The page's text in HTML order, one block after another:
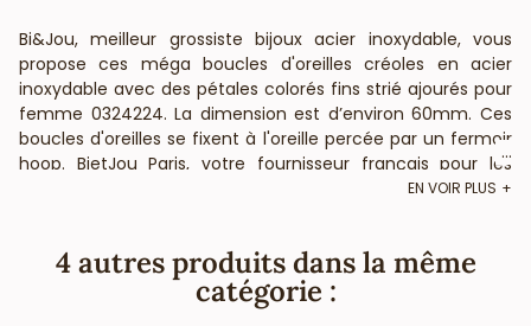
Bi&Jou, meilleur grossiste bijoux acier inoxydable, vous
propose ces méga boucles d'oreilles créoles en acier
inoxydable avec des pétales colorés fins strié ajourés pour
femme 0324224. La dimension est d’environ 60mm. Ces
boucles d'oreilles se fixent à l'oreille percée par un fermoir
hoop. BietJou Paris, votre fournisseur français pour les
revendeurs professionnels de la mode (bijouteries,
ongleries,...), vous informe que ce bijou acier ne contient
pas de nickel, plomb ni cadmium et est anti-allergique
(conformément aux lois françaises et européennes).<
...
EN VOIR PLUS
4 autres produits dans la même
catégorie :